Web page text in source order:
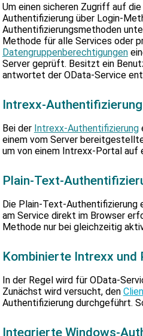
Um einen sicheren Zugriff auf
Authentifizierung über Login-
Authentifizierungsmethoden
Methode für alle Services oder
Datengruppenberechtigungen
Server geprüft. Besitzt ein
antwortet der OData-Service
Intrexx-Authentifizierung
Bei der Intrexx-Authentifizierung
einem vom Server
um von einem Intrexx-Portal auf
Plain-Text-
Die Plain-Text-Authentifizierung
am Service direkt im Browser
Methode nur bei gleichzeitig
Kombinierte Intrexx und
In der Regel wird für OData-
Zunächst wird versucht, den
Authentifizierung durchgeführt.
Integrierte Windows-